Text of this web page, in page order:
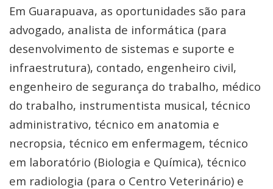
Em Guarapuava, as oportunidades são para
advogado, analista de informática (para
desenvolvimento de sistemas e suporte e
infraestrutura), contado, engenheiro civil,
engenheiro de segurança do trabalho, médico
do trabalho, instrumentista musical, técnico
administrativo, técnico em anatomia e
necropsia, técnico em enfermagem, técnico
em laboratório (Biologia e Química), técnico
em radiologia (para o Centro Veterinário) e